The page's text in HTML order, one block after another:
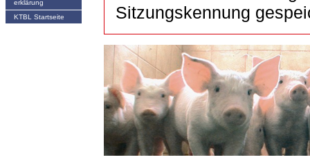
erklärung
KTBL Startseite
Sitzungskennung